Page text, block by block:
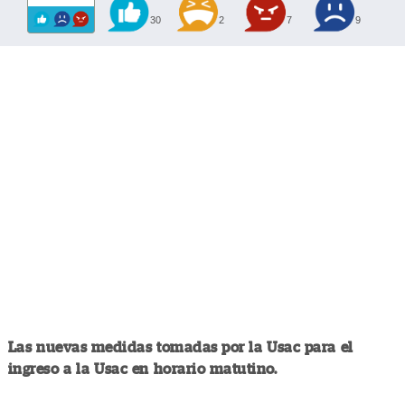
30 2 7 9
Las nuevas medidas tomadas por la Usac para el
ingreso a la Usac en horario matutino.